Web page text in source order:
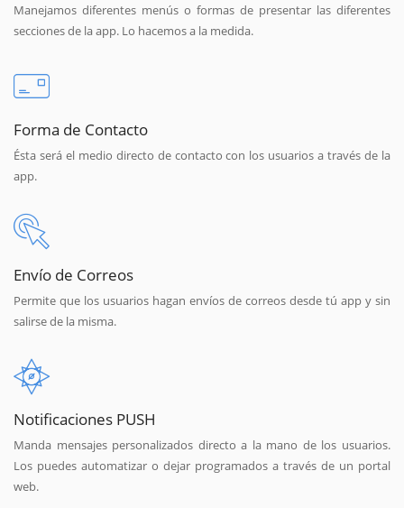
Manejamos diferentes menús o formas de presentar las diferentes
secciones de la app. Lo hacemos a la medida.
Forma de Contacto
Ésta será el medio directo de contacto con los usuarios a través de la
app.
Envío de Correos
Permite que los usuarios hagan envíos de correos desde tú app y sin
salirse de la misma.
Notificaciones PUSH
Manda mensajes personalizados directo a la mano de los usuarios.
Los puedes automatizar o dejar programados a través de un portal
web.